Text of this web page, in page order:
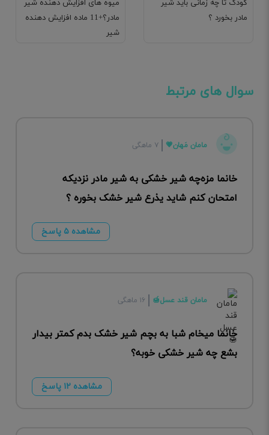
میوه های افزایش دهنده شیر
مادر؟+11 ماده افزایش دهنده
شیر
کودک تا چه زمانی باید شیر
مادر بخورد ؟
سوال های مرتبط
مامان مَهان💗 ۷ ماهگی
خانما مزه‌چه شیر خشکی به شیر مادر نزدیکه
امتحان کنم شاید یذرع شیر خشک بخوره ؟
مشاهده ۵ پاسخ
مامان قند عسل🍯 ۱۶ ماهگی
خانما میخام شبا به بچم شیر خشک بدم کمتر بیدار
بشع چه شیر خشکی خوبه؟
مشاهده ۱۲ پاسخ